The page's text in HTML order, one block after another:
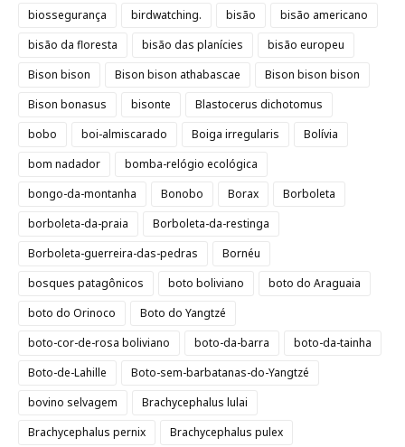
biossegurança
birdwatching. bisão
bisão americano
bisão da floresta
bisão das planícies
bisão europeu
Bison bison
Bison bison athabascae
Bison bison bison
Bison bonasus
bisonte
Blastocerus dichotomus
bobo
boi-almiscarado Boiga irregularis
Bolívia
bom nadador
bomba-relógio ecológica
bongo-da-montanha
Bonobo Borax
Borboleta
borboleta-da-praia
Borboleta-da-restinga
Borboleta-guerreira-das-pedras
Bornéu
bosques patagônicos
boto boliviano
boto do Araguaia
boto do Orinoco
Boto do Yangtzé
boto-cor-de-rosa boliviano
boto-da-barra
boto-da-tainha
Boto-de-Lahille
Boto-sem-barbatanas-do-Yangtzé
bovino selvagem
Brachycephalus lulai
Brachycephalus pernix
Brachycephalus pulex